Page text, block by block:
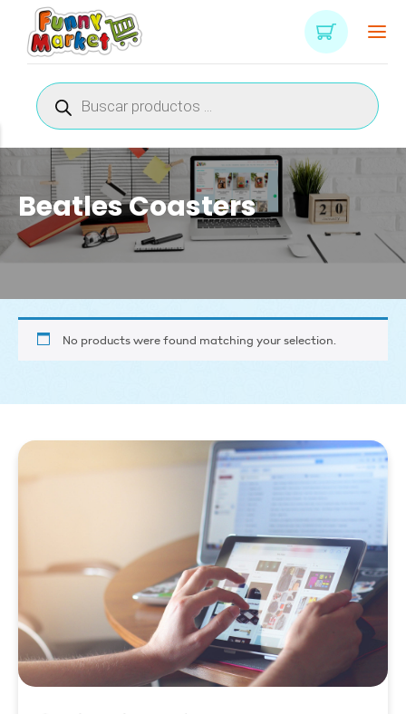
Búsqueda
de
productos
Beatles Coasters
No products were found matching your selection.